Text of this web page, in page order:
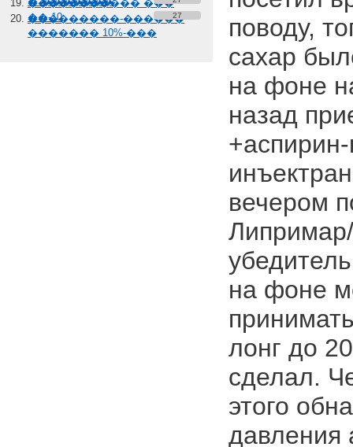
����������� ���
��-10
���������-������
������� 10%-���
27
поводу,
сахар
на фоне
назад
вечером
на фоне
лонг до
сделал.
этого
давления